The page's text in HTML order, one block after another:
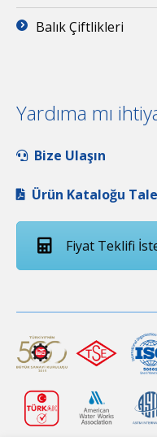
Balık Çiftlikleri
Yardıma mı
Bize Ulaşın
Ürün Kataloğu
Fiyat Teklifi